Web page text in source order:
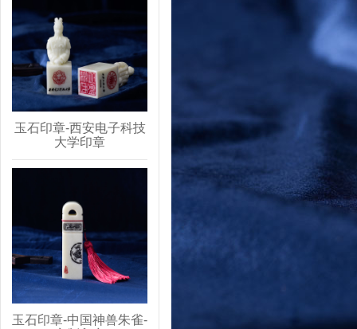
玉石印章-西安电子科技
大学印章
玉石印章-中国神兽朱雀-